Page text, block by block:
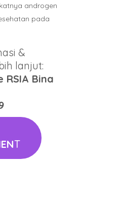
androgen
pada
&
lanjut:
RSIA Bina
T